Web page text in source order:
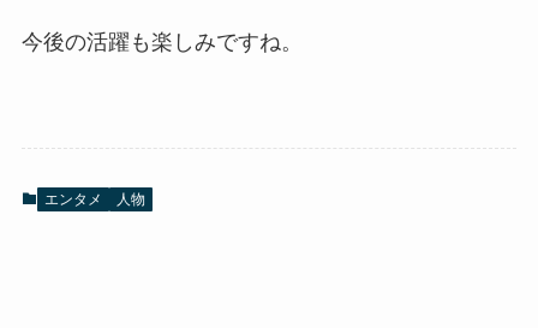
今後の活躍も楽しみですね。
エンタメ 人物